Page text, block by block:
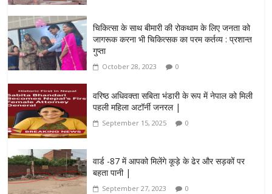
चिकित्सा के साथ बीमारी की रोकथाम के लिए जनता को
जागरूक करना भी चिकित्सक का परम कर्तव्य : प्रशान्त
गुप्ता
October 28, 2023 0
वरिष्ठ अधिवक्ता सबिता भंडारी के रूप में नेपाल को मिली
पहली महिला अटॉर्नी जनरल |
September 15, 2025 0
वार्ड -87 में आपको मिलेंगे कूड़े के ढेर और सड़कों पर
बहता पानी |
September 27, 2023 0